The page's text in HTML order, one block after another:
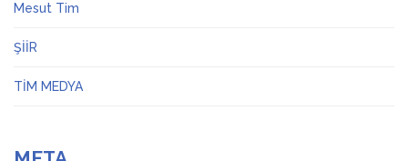
Mesut Tim
ŞİİR
TİM MEDYA